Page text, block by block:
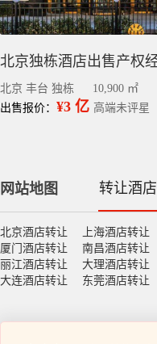
北京 丰台 独栋
10,900 ㎡
出售报价： ¥3 亿 高端未评星
网站地图 转让酒店
北京酒店转让 上海酒店转让
厦门酒店转让
南昌酒店转让
丽江酒店转让
大理酒店转让
大连酒店转让
东莞酒店转让